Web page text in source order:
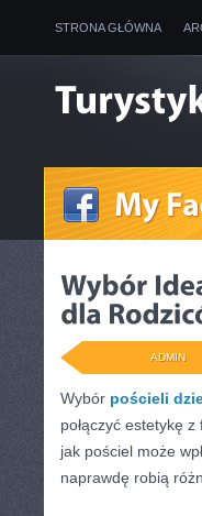
STRONA GŁÓWNA
ADMIN
Wybór pościeli
połączyć estetykę
jak pościel może
naprawdę robią